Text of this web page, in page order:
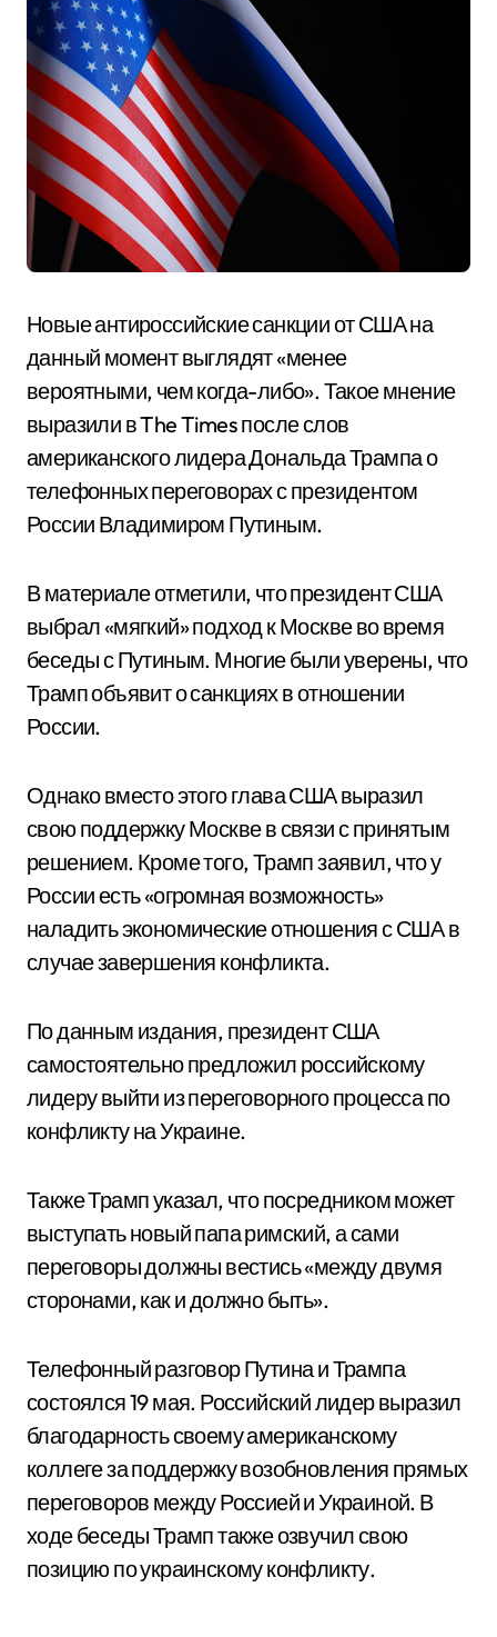
Новые антироссийские санкции от США на
данный момент выглядят «менее
вероятными, чем когда-либо». Такое мнение
выразили в The Times после слов
американского лидера Дональда Трампа о
телефонных переговорах с президентом
России Владимиром Путиным.
В материале отметили, что президент США
выбрал «мягкий» подход к Москве во время
беседы с Путиным. Многие были уверены, что
Трамп объявит о санкциях в отношении
России.
Однако вместо этого глава США выразил
свою поддержку Москве в связи с принятым
решением. Кроме того, Трамп заявил, что у
России есть «огромная возможность»
наладить экономические отношения с США в
случае завершения конфликта.
По данным издания, президент США
самостоятельно предложил российскому
лидеру выйти из переговорного процесса по
конфликту на Украине.
Также Трамп указал, что посредником может
выступать новый папа римский, а сами
переговоры должны вестись «между двумя
сторонами, как и должно быть».
Телефонный разговор Путина и Трампа
состоялся 19 мая. Российский лидер выразил
благодарность своему американскому
коллеге за поддержку возобновления прямых
переговоров между Россией и Украиной. В
ходе беседы Трамп также озвучил свою
позицию по украинскому конфликту.